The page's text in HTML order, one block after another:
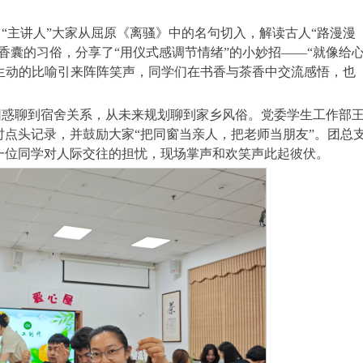
讲人”大家从屈原《离骚》中的名句切入，解读古人“路漫漫
囊的习俗，分享了“用仪式感调节情绪”的小妙招——“就像给
动的比喻引来阵阵笑声，同学们在书香与茶香中交流感悟，也
聊到宿舍关系，从未来规划聊到家乡风俗。党委学生工作部
头记录，并鼓励大家“把同窗当亲人，把老师当朋友”。团总
同学对人际交往的担忧，现场掌声和欢笑声此起彼伏。